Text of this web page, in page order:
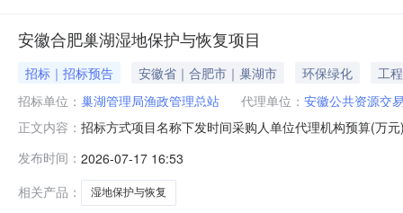
安徽合肥巢湖湿地保护与恢复项目
招标｜招标预告 安徽省｜合肥市｜巢湖市 环保绿化
工程
招标单位： 巢湖管理局渔政管理总站 代理单位： 安徽公共资源交
正文内容： 招标方式项目名称下发时间采购人单位代理机构预算(万
发布时间： 2026-07-17 16:53
相关产品：
湿地保护与恢复